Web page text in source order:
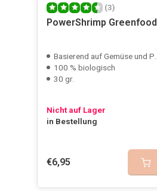
(3)
PowerShrimp Greenfood
Basierend auf Gemüse und Pflanzen
100 % biologisch
30 gr.
Nicht auf Lager
in Bestellung
€6,95